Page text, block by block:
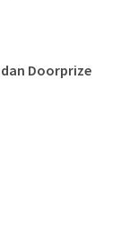
Doorprize